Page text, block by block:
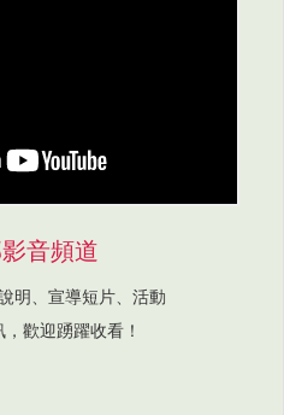
音頻道
明、宣導短片、活動
歡迎踴躍收看！